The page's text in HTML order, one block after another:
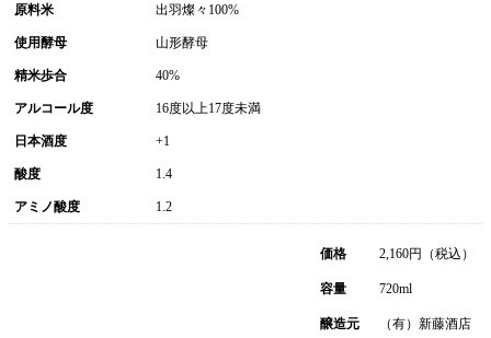
原料米
出羽燦々100%
使用酵母 山形酵母
精米歩合 40%
アルコール度 16度以上17度未満
日本酒度 +1
酸度 1.4
アミノ酸度 1.2
価格 2,160円（税込）
容量 720ml
醸造元 （有）新藤酒店